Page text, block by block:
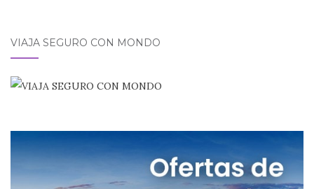
VIAJA SEGURO CON MONDO